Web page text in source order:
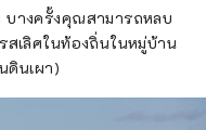
บางครั้งคุณสามารถหลบ
สเลิศในท้องถิ่นในหมู่บ้าน
ดินเผา)